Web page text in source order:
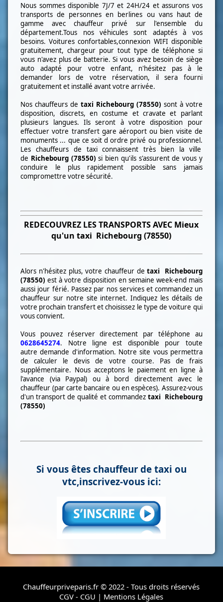
Nous sommes disponible 7J/7 et 24H/24 et assurons vos
transports de personnes en berlines ou vans haut de
gamme avec chauffeur privé sur l'ensemble du
département.Tous nos véhicules sont adaptés à vos
besoins. Voitures confortables,connexion WIFI disponible
gratuitement, chargeur pour tout type de téléphone si
vous n'avez plus de batterie. Si vous avez besoin de siège
auto adapté pour votre enfant, n'hésitez pas à le
demander lors de votre réservation, il sera fourni
gratuitement et installé avant votre arrivée.
Nos chauffeurs de taxi Richebourg (78550) sont à votre
disposition, discrets, en costume et cravate et parlant
plusieurs langues. Ils seront à votre disposition pour
effectuer votre transfert gare aéroport ou bien visite de
monuments ... que ce soit d ordre privé ou professionnel.
Les chauffeurs de taxi connaissent très bien la ville
de Richebourg (78550) si bien qu'ils s'assurent de vous y
conduire le plus rapidement possible sans jamais
compromettre votre sécurité.
REDECOUVREZ LES TRANSPORTS AVEC Mieux
qu'un taxi Richebourg (78550)
Alors n'hésitez plus, votre chauffeur de taxi
Richebourg
(78550) est à votre disposition en semaine week-end mais
aussi jour férié. Passez par nos services et commandez un
chauffeur sur notre site internet. Indiquez les détails de
votre prochain transfert et choisissez le type de voiture qui
vous convient.
Vous pouvez réserver directement par téléphone au
0628645274. Notre ligne est disponible pour toute
autredemande d'information. Notre site vous permettra
de calculer le devis de votre course. Pas de frais
supplémentaire. Nous acceptons le paiement en ligne à
l'avance (via Paypal) ou à bord directement avec le
chauffeur (par carte bancaire ou en espèces). Assurez-vous
d'un transport de qualité et commandez taxi Richebourg
(78550)
Si vous êtes chauffeur de taxi ou
vtc,inscrivez-vous ici:
Chauffeurpriveparis.fr © 2022 - Tous droits réservés
CGV - CGU | Mentions Légales